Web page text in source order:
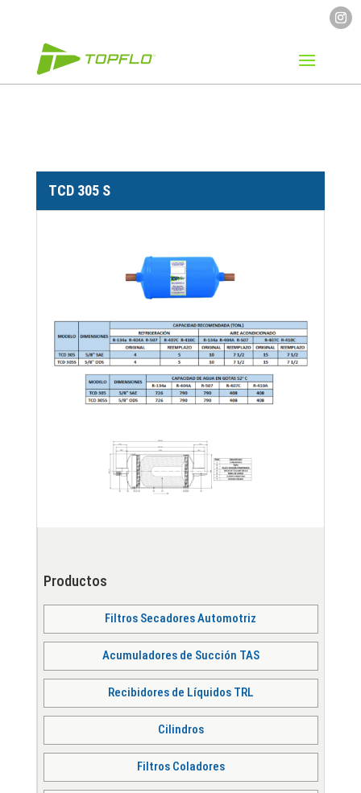
TCD 305 S
Productos
Filtros Secadores Automotriz
Acumuladores de Succión TAS
Recibidores de Líquidos TRL
Cilindros
Filtros Coladores